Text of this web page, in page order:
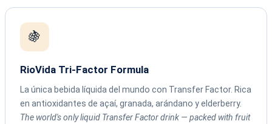
🍇
RioVida Tri-Factor Formula
La única bebida líquida del mundo con Transfer Factor. Rica
en antioxidantes de açaí, granada, arándano y elderberry.
The world's only liquid Transfer Factor drink — packed with fruit